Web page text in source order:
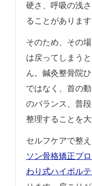
硬さ、呼吸の浅
ることがあります
そのため、その
は戻ってしまう
ん。鍼灸整骨院
ではなく、首の
のバランス、普
整理することを
セルフケアで整
ソン骨格矯正プ
わり式ハイボル